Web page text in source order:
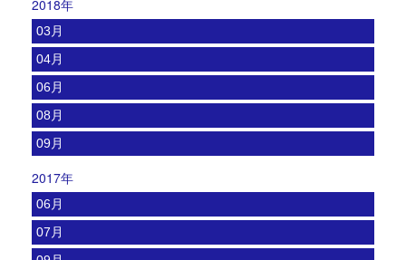
2018年
03月
04月
06月
08月
09月
2017年
06月
07月